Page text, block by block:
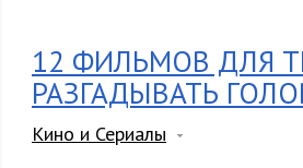
12 ФИЛЬМОВ ДЛЯ
РАЗГАДЫВАТЬ
Кино и Сериалы